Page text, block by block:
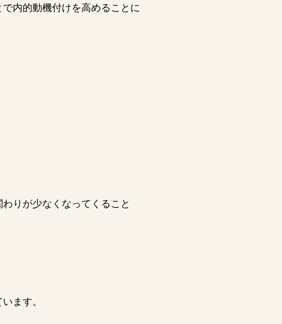
内的動機付けを高めることに
りが少なくなってくること
ます。